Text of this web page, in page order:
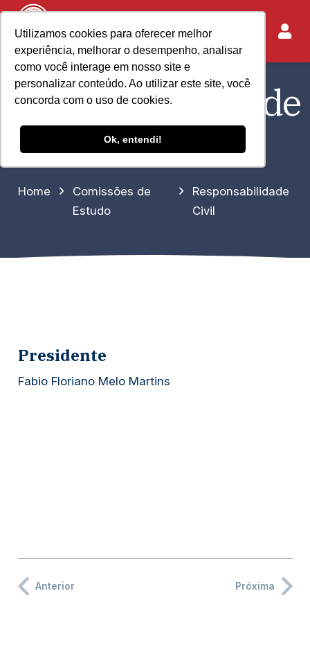
Utilizamos cookies para oferecer melhor
experiência, melhorar o desempenho, analisar
como você interage em nosso site e
personalizar conteúdo. Ao utilizar este site, você
concorda com o uso de cookies.
Ok, entendi!
Responsabilidade
Civil
Home
Comissões de
Estudo
Responsabilidade
Civil
Presidente
Fabio Floriano Melo Martins
Anterior Próxima